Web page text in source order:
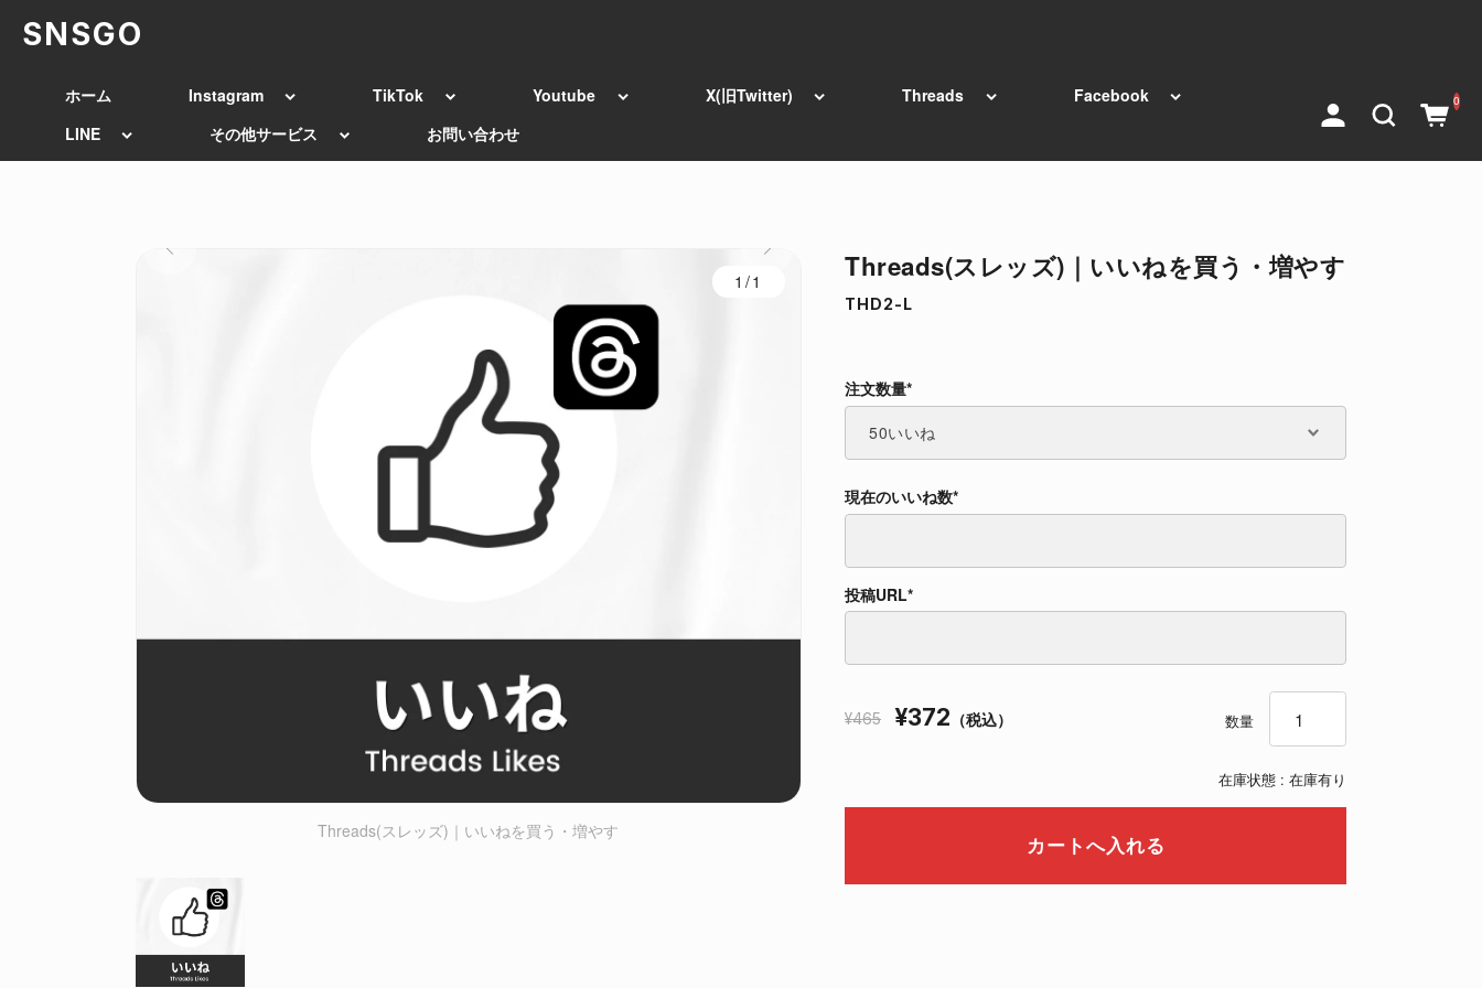
SNSGO
ホーム Instagram TikTok Youtube X(旧Twitter) Threads
Facebook
LINE
その他サービス お問い合わせ
0
Threads(スレッズ)｜いいねを買う・増やす
1/1 Threads(スレッズ)｜いいねを買う・増やす
THD2-L
注文数量*
注文数量*
現在のいいね数*
現在のいいね数*
投稿URL*
投稿URL*
在庫状態 : 在庫有り
¥465 ¥372 （税込） 数量
数量